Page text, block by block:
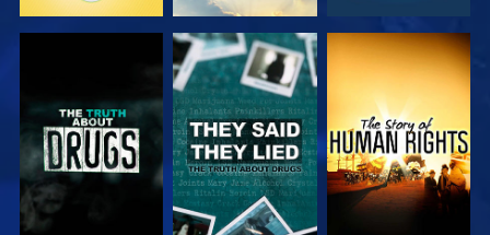
ΠΑΡΑΚΟΛΟΥΘΗΣΤΕ ΠΑΡΑΚΟΛΟΥΘΗΣΤΕ ΠΑΡΑΚΟΛΟΥΘΗΣΤΕ